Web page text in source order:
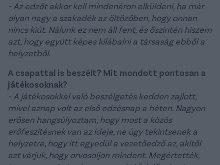
- Az edzőt akkor kell mindenáron elküldeni, ha már
olyan nagy a szakadék az öltözőben, hogy onnan
nincs kiút. Nálunk ez nem áll fent, és őszintén hiszem
azt, hogy együtt képes kilábalni a társaság ebből a
helyzetből.
A csapattal is beszélt? Mit mondott pontosan a
játékosoknak?
- A játékosokkal való beszélgetés kedden zajlott,
mivel aznap volt az első edzésnap a héten. Nagyon
erősen hangsúlyoztam, hogy most a közös
erőfeszítésnek van az ideje, ne úgy tekintsenek a
helyzetre, hogy itt egyedül a vezetőedző az, akitől
azt várjuk, hogy orvosoljon mindent. Megértették,